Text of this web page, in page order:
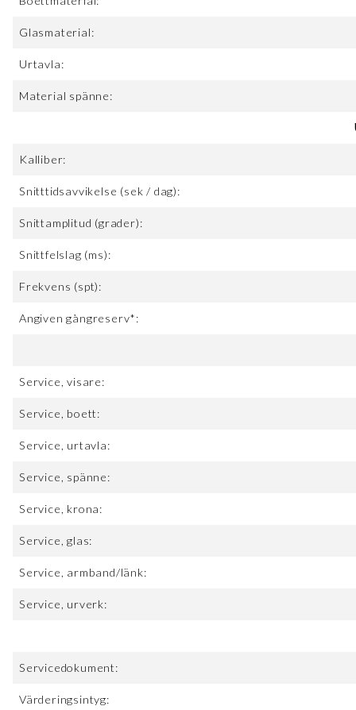
Glasmaterial:
Urtavla:
Material spänne:
Kalliber:
Snitttidsavvikelse (sek / dag):
Snittamplitud (grader):
Snittfelslag (ms):
Frekvens (spt):
Angiven gångreserv*:
Service, visare:
Service, boett:
Service, urtavla:
Service, spänne:
Service, krona:
Service, glas:
Service, armband/länk:
Service, urverk:
Servicedokument:
Värderingsintyg: